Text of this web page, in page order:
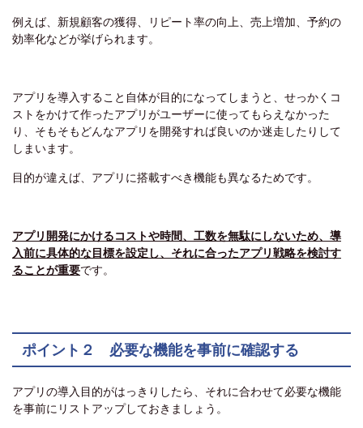
例えば、新規顧客の獲得、リピート率の向上、売上増加、予約の
効率化などが挙げられます。
アプリを導入すること自体が目的になってしまうと、せっかくコ
ストをかけて作ったアプリがユーザーに使ってもらえなかった
り、そもそもどんなアプリを開発すれば良いのか迷走したりして
しまいます。
目的が違えば、アプリに搭載すべき機能も異なるためです。
アプリ開発にかけるコストや時間、工数を無駄にしないため、導
入前に具体的な目標を設定し、それに合ったアプリ戦略を検討す
ることが重要です。
ポイント２ 必要な機能を事前に確認する
アプリの導入目的がはっきりしたら、それに合わせて必要な機能
を事前にリストアップしておきましょう。